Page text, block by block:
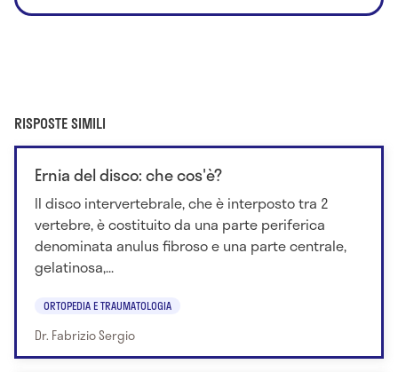
RISPOSTE SIMILI
Ernia del disco: che cos'è?
Il disco intervertebrale, che è interposto tra 2
vertebre, è costituito da una parte periferica
denominata anulus fibroso e una parte centrale,
gelatinosa,...
ORTOPEDIA E TRAUMATOLOGIA
Dr. Fabrizio Sergio